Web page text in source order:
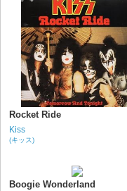
Rocket Ride
Kiss
(キッス)
Boogie Wonderland